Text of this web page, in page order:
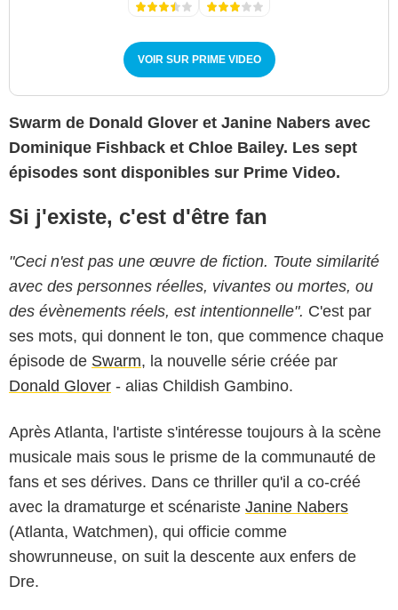
VOIR SUR PRIME VIDEO
Swarm de Donald Glover et Janine Nabers avec
Dominique Fishback et Chloe Bailey. Les sept
épisodes sont disponibles sur Prime Video.
Si j'existe, c'est d'être fan
"Ceci n'est pas une œuvre de fiction. Toute similarité
avec des personnes réelles, vivantes ou mortes, ou
des évènements réels, est intentionnelle". C'est par
ses mots, qui donnent le ton, que commence chaque
épisode de Swarm, la nouvelle série créée par
Donald Glover - alias Childish Gambino.
Après Atlanta, l'artiste s'intéresse toujours à la scène
musicale mais sous le prisme de la communauté de
fans et ses dérives. Dans ce thriller qu'il a co-créé
avec la dramaturge et scénariste Janine Nabers
(Atlanta, Watchmen), qui officie comme
showrunneuse, on suit la descente aux enfers de
Dre.
Quantrell D. Colbert/Prime Video